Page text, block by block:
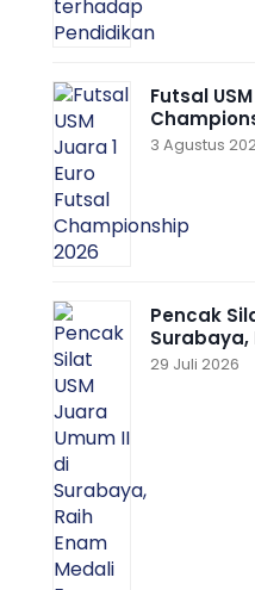
Futsal
3 Agustus
Pencak
Surabaya,
29 Juli 2026